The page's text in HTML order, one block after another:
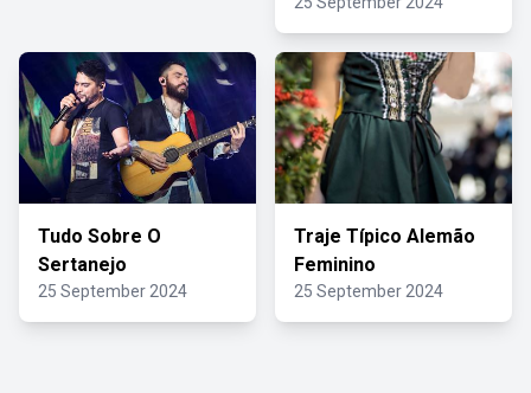
Tudo Sobre O
Sertanejo
25 September 2024
Traje Típico Alemão
Feminino
25 September 2024